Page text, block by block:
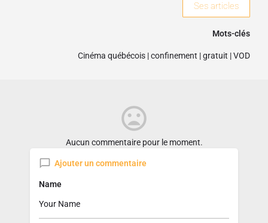
Ses articles
Mots-clés
Cinéma québécois |confinement |gratuit |VOD
Aucun commentaire pour le moment.
Ajouter un commentaire
Name